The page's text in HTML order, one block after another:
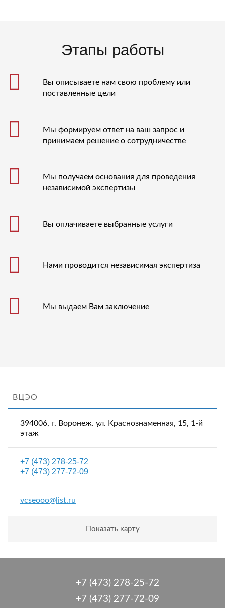
Этапы работы
Вы описываете нам свою проблему или
поставленные цели
Мы формируем ответ на ваш запрос и
принимаем решение о сотрудничестве
Мы получаем основания для проведения
независимой экспертизы
Вы оплачиваете выбранные услуги
Нами проводится независимая экспертиза
Мы выдаем Вам заключение
ВЦЭО
394006, г. Воронеж. ул. Краснознаменная, 15, 1-й
этаж
+7 (473) 278-25-72
+7 (473) 277-72-09
vcseooo@list.ru
Показать карту
+7 (473) 278-25-72
+7 (473) 277-72-09